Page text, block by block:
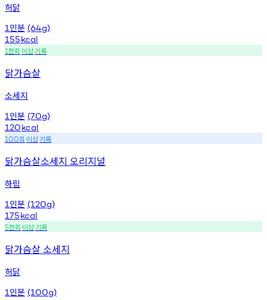
허닭
1 인분 (64g)
155kcal
1천회 이상기록
닭가슴살
소세지
1 인분 (70g)
120kcal
100회 이상기록
닭가슴살소세지 오리지널
하림
1 인분 (120g)
175kcal
5천회 이상기록
닭가슴살 소세지
허닭
1 인분 (100g)